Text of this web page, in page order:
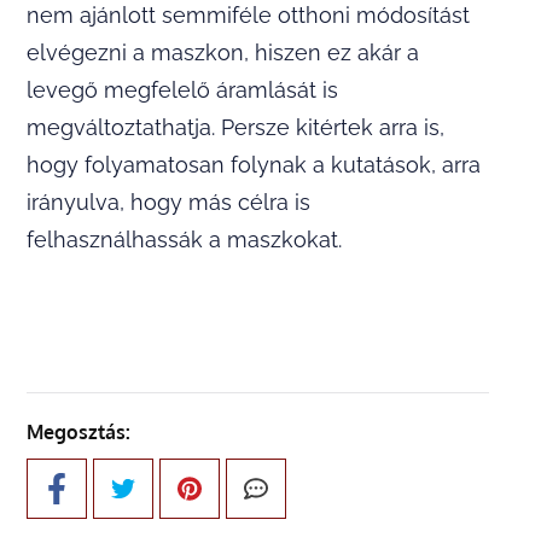
nem ajánlott semmiféle otthoni módosítást
elvégezni a maszkon, hiszen ez akár a
levegő megfelelő áramlását is
megváltoztathatja. Persze kitértek arra is,
hogy folyamatosan folynak a kutatások, arra
irányulva, hogy más célra is
felhasználhassák a maszkokat.
Megosztás: